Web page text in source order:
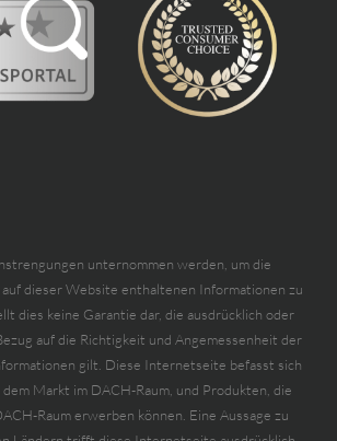
unternommen werden, um die
dieser Website enthaltenen Informationen zu
dies keine Garantie dar, die ausdrücklich oder
auf die Richtigkeit und Angemessenheit der
gilt. Diese Internetseite befasst sich
Markt im DACH-Raum, und Produkten, die
Raum erwerben können. Eine Aussage zu